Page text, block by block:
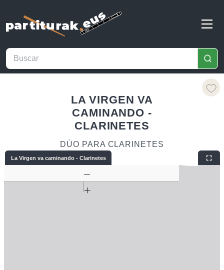
LA VIRGEN VA
CAMINANDO -
CLARINETES
DÚO PARA CLARINETES
La Virgen va caminando - Clarinetes